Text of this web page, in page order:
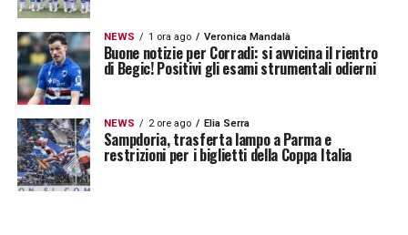
NEWS 1 ora ago Veronica Mandalà
Buone notizie per Corradi: si avvicina il rientro
di Begic! Positivi gli esami strumentali odierni
NEWS 2 ore ago Elia Serra
Sampdoria, trasferta lampo a Parma e
restrizioni per i biglietti della Coppa Italia